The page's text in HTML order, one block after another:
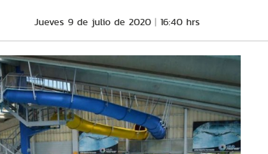
Jueves 9 de julio de 2020 16:40 hrs